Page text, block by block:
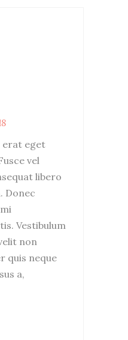
erat eget
vel
libero
Donec
Vestibulum
non
quis neque
a,